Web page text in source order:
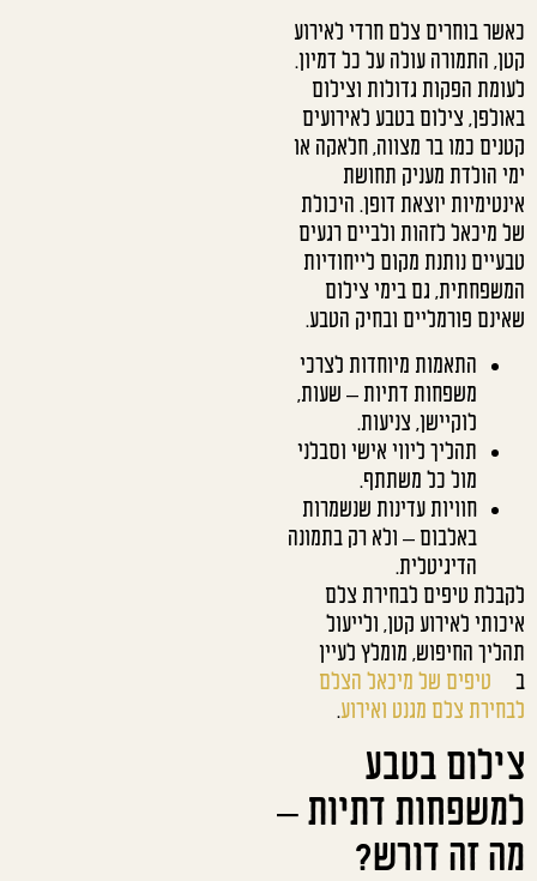
כאשר בוחרים צלם חרדי לאירוע
קטן, התמורה עולה על כל דמיון.
לעומת הפקות גדולות וצילום
באולפן, צילום בטבע לאירועים
קטנים כמו בר מצווה, חלאקה או
ימי הולדת מעניק תחושת
אינטימיות יוצאת דופן. היכולת
של מיכאל לזהות ולביים רגעים
טבעיים נותנת מקום לייחודיות
המשפחתית, גם בימי צילום
שאינם פורמליים ובחיק הטבע.
התאמות מיוחדות לצרכי
משפחות דתיות – שעות,
לוקיישן, צניעות.
תהליך ליווי אישי וסבלני
מול כל משתתף.
חוויות עדינות שנשמרות
באלבום – ולא רק בתמונה
הדיגיטלית.
לקבלת טיפים לבחירת צלם
איכותי לאירוע קטן, ולייעול
תהליך החיפוש, מומלץ לעיין
ב
טיפים של מיכאל הצלם
לבחירת צלם מגנט ואירוע.
צילום בטבע
למשפחות דתיות –
מה זה דורש?